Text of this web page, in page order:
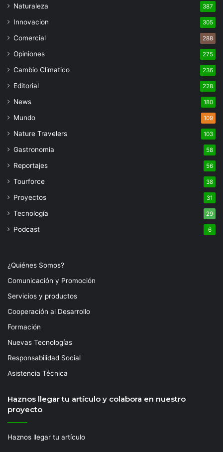
Naturaleza 387
Innovacion 305
Comercial 288
Opiniones 275
Cambio Climatico 236
Editorial 228
News 180
Mundo 109
Nature Travelers 103
Gastronomia 58
Reportajes 56
Tourforce 38
Proyectos 31
Tecnología 29
Podcast 6
¿Quiénes Somos?
Comunicación y Promoción
Servicios y productos
Cooperación al Desarrollo
Formación
Nuevas Tecnologías
Responsabilidad Social
Asistencia Técnica
Haznos llegar tu artículo y colabora en nuestro
proyecto
Haznos llegar tu artículo